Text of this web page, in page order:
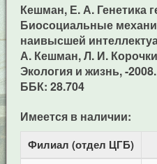
Кешман, Е. А. Генетика
Биосоциальные
наивысшей
А. Кешман, Л. И.
Экология и жизнь, -
ББК: 28.704
Имеется в наличии:
Филиал (отдел ЦГБ)